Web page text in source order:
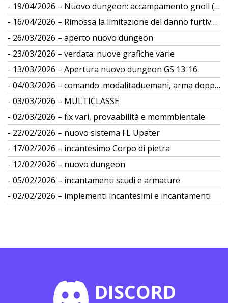
19/04/2026 – Nuovo dungeon: accampamento gnoll (gs 12)
16/04/2026 – Rimossa la limitazione del danno furtivo da differenza di taglia
26/03/2026 – aperto nuovo dungeon
23/03/2026 – verdata: nuove grafiche varie
13/03/2026 – Apertura nuovo dungeon GS 13-16
04/03/2026 – comando .modalitaduemani, arma doppia
03/03/2026 – MULTICLASSE
02/03/2026 – fix vari, provaabilità e mommbientale
22/02/2026 – nuovo sistema FL Upater
17/02/2026 – incantesimo Corpo di pietra
12/02/2026 – nuovo dungeon
05/02/2026 – incantamenti scudi e armature
02/02/2026 – implementi incantesimi e incantamenti
DISCORD